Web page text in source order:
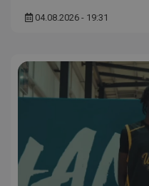
04.08.2026 - 19:31